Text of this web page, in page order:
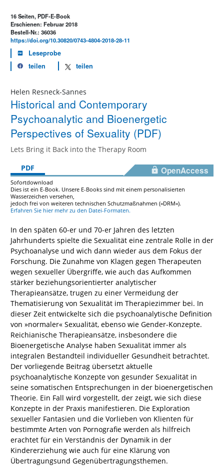
16 Seiten, PDF-E-Book
Erschienen: Februar 2018
Bestell-Nr.: 36036
https://doi.org/10.30820/0743-4804-2018-28-11
Leseprobe
teilen
teilen
Helen Resneck-Sannes
Historical and Contemporary
Psychoanalytic and Bioenergetic
Perspectives of Sexuality (PDF)
Lets Bring it Back into the Therapy Room
PDF
OpenAccess
Sofortdownload
Dies ist ein E-Book. Unsere E-Books sind mit einem personalisierten
Wasserzeichen versehen,
jedoch frei von weiteren technischen Schutzmaßnahmen (»DRM«).
Erfahren Sie hier mehr zu den Datei-Formaten.
In den späten 60-er und 70-er Jahren des letzten
Jahrhunderts spielte die Sexualität eine zentrale Rolle in der
Psychoanalyse und wich dann wieder aus dem Fokus der
Forschung. Die Zunahme von Klagen gegen Therapeuten
wegen sexueller Übergriffe, wie auch das Aufkommen
stärker beziehungsorientierter analytischer
Therapieansätze, trugen zu einer Vermeidung der
Thematisierung von Sexualität im Therapiezimmer bei. In
dieser Zeit entwickelte sich die psychoanalytische Definition
von »normaler« Sexualität, ebenso wie Gender-Konzepte.
Reichianische Therapieansätze, insbesondere die
Bioenergetische Analyse haben Sexualität immer als
integralen Bestandteil individueller Gesundheit betrachtet.
Der vorliegende Beitrag übersetzt aktuelle
psychoanalytische Konzepte von gesunder Sexualität in
seine somatischen Entsprechungen in der bioenergetischen
Theorie. Ein Fall wird vorgestellt, der zeigt, wie sich diese
Konzepte in der Praxis manifestieren. Die Exploration
sexueller Fantasien und die Vorlieben von Klienten für
bestimmte Arten von Pornografie werden als hilfreich
erachtet für ein Verständnis der Dynamik in der
Kindererziehung wie auch für eine Klärung von
Übertragungsund Gegenübertragungsthemen.